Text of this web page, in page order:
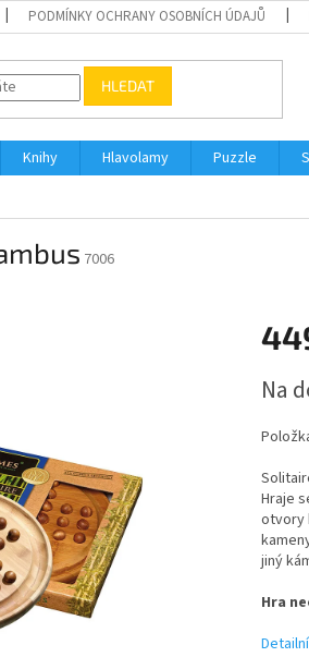
PODMÍNKY OCHRANY OSOBNÍCH ÚDAJŮ
HLEDAT
Knihy Hlavolamy Puzzle
7006
cena:
Na
Hraje
otvory
jiný
Hra